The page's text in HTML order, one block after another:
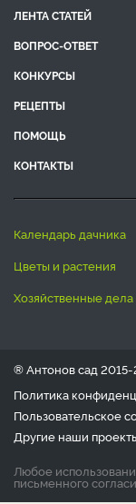
ЛЕНТА СТАТЕЙ
ВОПРОС-ОТВЕТ
КОНКУРСЫ
РЕЦЕПТЫ
ПОМОЩЬ
КОНТАКТЫ
календарь дачника
цветы и растения
хозяйственные дела
® Антонов сад
Политика
Пользовательское
Другие наши
Любое
письменного